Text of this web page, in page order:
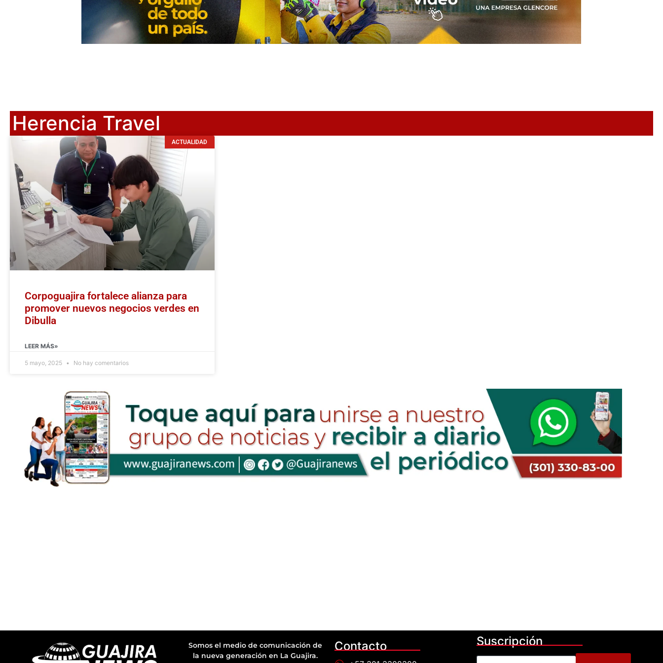
Herencia Travel
ACTUALIDAD
Corpoguajira fortalece alianza para
promover nuevos negocios verdes en
Dibulla
LEER MÁS»
5 mayo, 2025 No hay comentarios
Somos el medio de comunicación de
la nueva generación en La Guajira.
Contacto Suscripción